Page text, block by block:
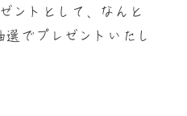
ントとして、なんと
でプレゼントいたし